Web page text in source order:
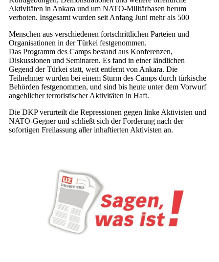
Aktivitäten in Ankara und um NATO-Militärbasen herum
verboten. Insgesamt wurden seit Anfang Juni mehr als 500
Menschen aus verschiedenen fortschrittlichen Parteien und
Organisationen in der Türkei festgenommen.
Das Programm des Camps bestand aus Konferenzen,
Diskussionen und Seminaren. Es fand in einer ländlichen
Gegend der Türkei statt, weit entfernt von Ankara. Die
Teilnehmer wurden bei einem Sturm des Camps durch türkische
Behörden festgenommen, und sind bis heute unter dem Vorwurf
angeblicher terroristischer Aktivitäten in Haft.
Die DKP verurteilt die Repressionen gegen linke Aktivisten und
NATO-Gegner und schließt sich der Forderung nach der
sofortigen Freilassung aller inhaftierten Aktivisten an.